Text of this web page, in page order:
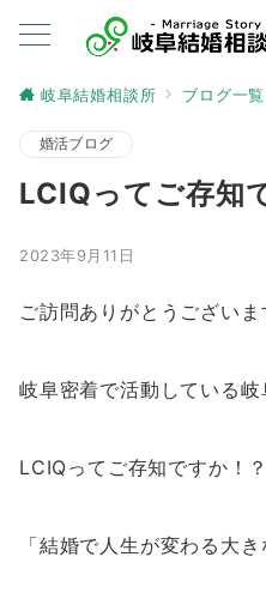
岐阜結婚相談所 ブログ一覧
婚活ブログ
LCIQってご存知
2023年9月11日
ご訪問ありがとうございま
岐阜密着で活動している岐
LCIQってご存知ですか！？
「結婚で人生が変わる大